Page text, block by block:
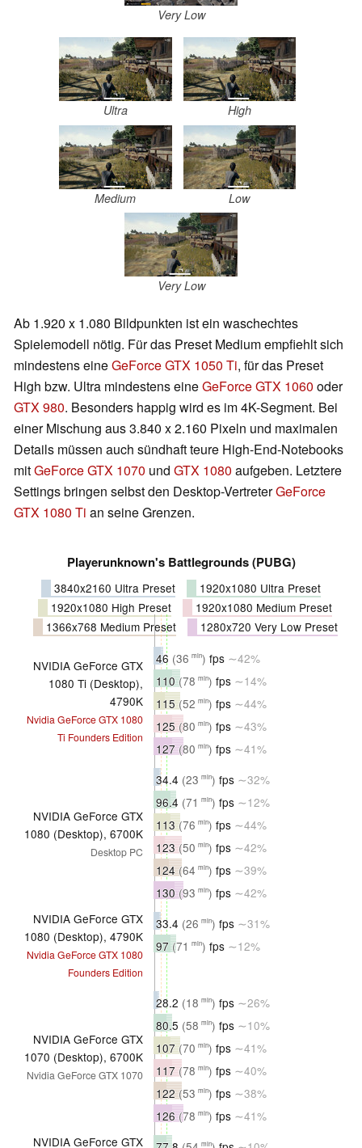
Very Low
Ultra High
Medium Low
Very Low
Ab 1.920 x 1.080 Bildpunkten ist ein waschechtes
Spielemodell nötig. Für das Preset Medium empfiehlt sich
mindestens eineGeForce GTX 1050 Ti, für das Preset
High bzw. Ultra mindestens eineGeForce GTX 1060 oder
GTX 980. Besonders happig wird es im 4K-Segment. Bei
einer Mischung aus 3.840 x 2.160 Pixeln und maximalen
Details müssen auch sündhaft teure High-End-Notebooks
mitGeForce GTX 1070 und GTX 1080 aufgeben. Letztere
Settings bringen selbst den Desktop-VertreterGeForce
GTX 1080 Ti an seine Grenzen.
Playerunknown's Battlegrounds (PUBG)
3840x2160 Ultra Preset
1920x1080 Ultra Preset
1920x1080 High Preset
1920x1080 Medium Preset
1366x768 Medium Preset
1280x720 Very Low Preset
NVIDIA GeForce GTX
1080 Ti (Desktop),
4790K
Nvidia GeForce GTX 1080
Ti Founders Edition
46 (36 min) fps ∼42%
110(78 min) fps ∼14%
115(52 min) fps ∼44%
125 (80 min) fps ∼43%
127(80 min) fps ∼41%
NVIDIA GeForce GTX
1080 (Desktop), 6700K
Desktop PC
34.4 (23 min) fps ∼32%
96.4 (71 min) fps ∼12%
113(76 min) fps ∼44%
123 (50 min) fps ∼42%
124(64 min) fps ∼39%
130(93 min) fps ∼42%
NVIDIA GeForce GTX
1080 (Desktop), 4790K
Nvidia GeForce GTX 1080
Founders Edition
33.4 (26 min) fps ∼31%
97(71 min) fps ∼12%
NVIDIA GeForce GTX
1070 (Desktop), 6700K
Nvidia GeForce GTX 1070
28.2 (18 min) fps ∼26%
80.5 (58 min) fps ∼10%
107(70 min) fps ∼41%
117 (78 min) fps ∼40%
122(53 min) fps ∼38%
126(78 min) fps ∼41%
NVIDIA GeForce GTX
min